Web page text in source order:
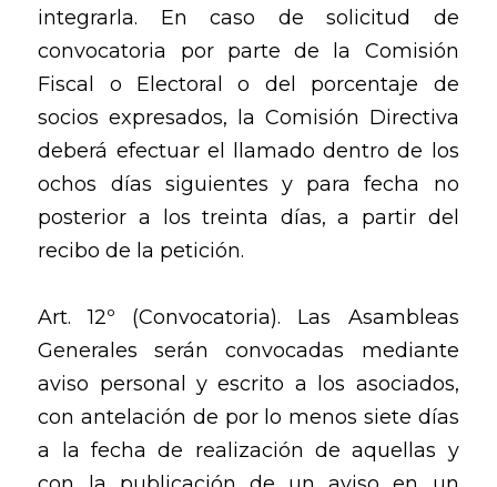
integrarla. En caso de solicitud de
convocatoria por parte de la Comisión
Fiscal o Electoral o del porcentaje de
socios expresados, la Comisión Directiva
deberá efectuar el llamado dentro de los
ochos días siguientes y para fecha no
posterior a los treinta días, a partir del
recibo de la petición.
Art. 12º (Convocatoria). Las Asambleas
Generales serán convocadas mediante
aviso personal y escrito a los asociados,
con antelación de por lo menos siete días
a la fecha de realización de aquellas y